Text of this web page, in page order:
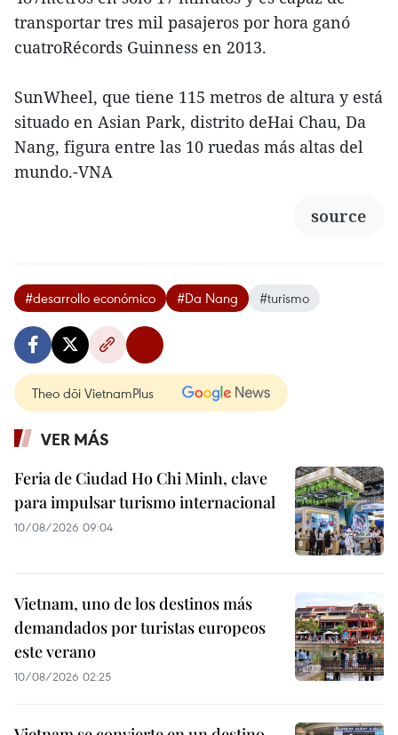
transportar tres mil pasajeros por hora ganó
cuatroRécords Guinness en 2013.
SunWheel, que tiene 115 metros de altura y está
situado en Asian Park, distrito deHai Chau, Da
Nang, figura entre las 10 ruedas más altas del
mundo.-VNA
source
#desarrollo económico #Da Nang #turismo
Theo dõi VietnamPlus
VER MÁS
Feria de Ciudad Ho Chi Minh, clave
para impulsar turismo internacional
10/08/2026 09:04
Vietnam, uno de los destinos más
demandados por turistas europeos
este verano
10/08/2026 02:25